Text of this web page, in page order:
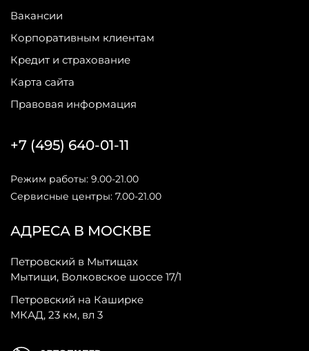
Вакансии
Корпоративным клиентам
Кредит и страхование
Карта сайта
Правовая информация
АДРЕСА В МОСКВЕ
Петровский в Мытищах
Мытищи, Волковское шоссе 17/1
Петровский на Каширке
МКАД, 23 км, вл 3
+7 (495) 640-01-11
Режим работы: 9.00-21.00
Сервисные центры: 7.00-21.00